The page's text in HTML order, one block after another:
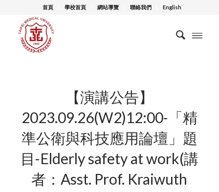
首頁 學校首頁 網站導覽 聯絡我們 English
【演講公告】
2023.09.26(W2)12:00-「精
準公衛與科技應用論壇」題
目-Elderly safety at work(講
者：Asst. Prof. Kraiwuth